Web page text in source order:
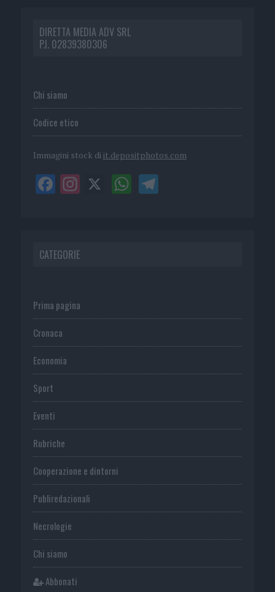
DIRETTA MEDIA ADV SRL
P.I. 02839380306
Chi siamo
Codice etico
Immagini stock di it.depositphotos.com
CATEGORIE
Prima pagina
Cronaca
Economia
Sport
Eventi
Rubriche
Cooperazione e dintorni
Publiredazionali
Necrologie
Chi siamo
Abbonati